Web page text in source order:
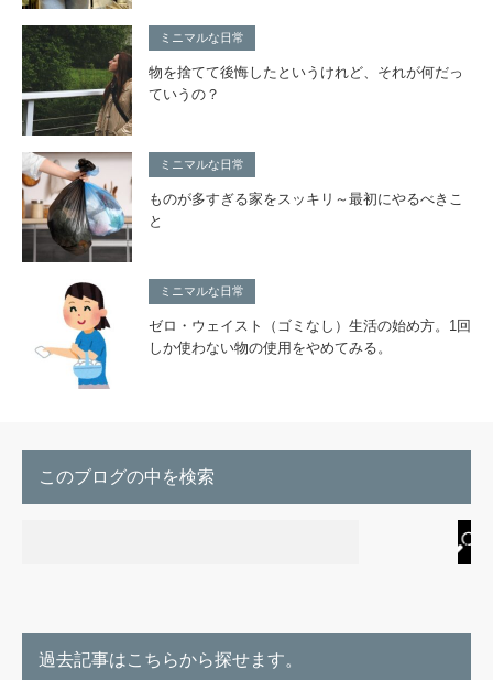
ミニマルな日常
物を捨てて後悔したというけれど、それが何だっ
ていうの？
ミニマルな日常
ものが多すぎる家をスッキリ～最初にやるべきこ
と
ミニマルな日常
ゼロ・ウェイスト（ゴミなし）生活の始め方。1回
しか使わない物の使用をやめてみる。
このブログの中を検索
過去記事はこちらから探せます。